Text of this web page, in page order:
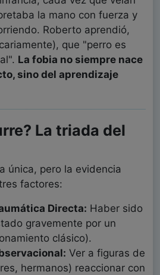
la mano con fuerza y
Roberto aprendió,
que "perro es
La fobia no siempre nace
sino del aprendizaje
La triada del
única, pero la evidencia
factores:
Directa: Haber sido
gravemente por un
clásico).
Ver a figuras de
hermanos) reaccionar con